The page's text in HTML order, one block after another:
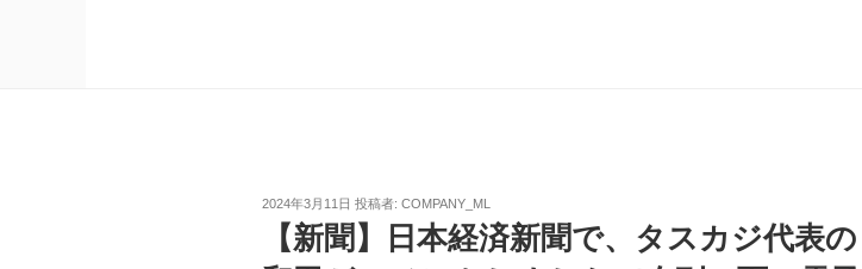
投
2024年3月11日 投稿者: COMPANY_ML
【新聞】日本経済新聞で、タスカジ代表の